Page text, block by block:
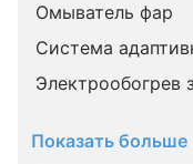
Омыватель фар
Система
Электрообогрев
Показать больше